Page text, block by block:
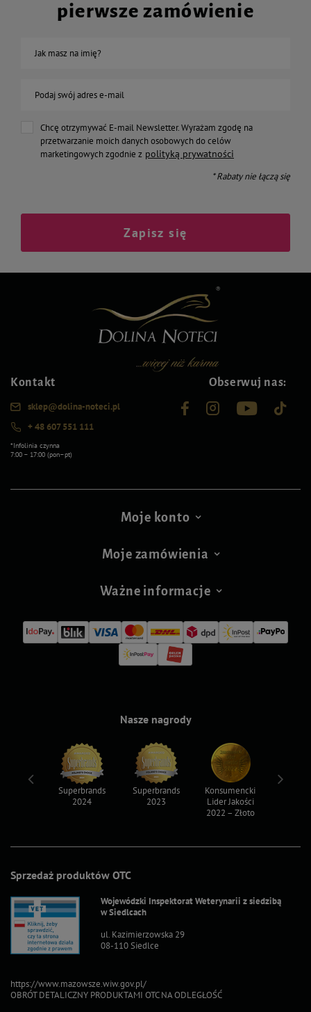
pierwsze zamówienie
Jak masz na imię?
Podaj swój adres e-mail
Chcę otrzymywać E-mail Newsletter. Wyrażam zgodę na
przetwarzanie moich danych osobowych do celów
marketingowych zgodnie z polityką prywatności
* Rabaty nie łączą się
Zapisz się
Kontakt
sklep@dolina-noteci.pl
+ 48 607 551 111
*Infolinia czynna
7:00 – 17:00 (pon–pt)
Obserwuj nas:
Moje konto
Moje zamówienia
Ważne informacje
Sprzedaż produktów OTC
Wojewódzki Inspektorat Weterynarii z siedzibą
w Siedlcach
ul. Kazimierzowska 29
08-110 Siedlce
https://www.mazowsze.wiw.gov.pl/
OBRÓT DETALICZNY PRODUKTAMI OTC NA ODLEGŁOŚĆ
Nasze nagrody
Superbrands
2024
Superbrands
2023
Konsumencki
Lider Jakości
2022 – Złoto